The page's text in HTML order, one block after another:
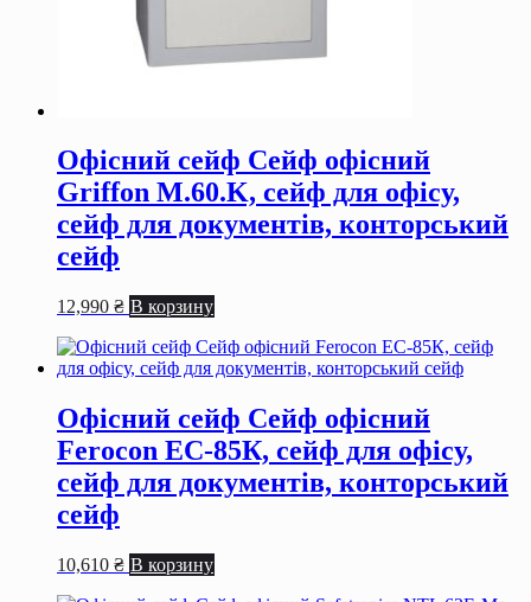
Офісний сейф Сейф офiсний
Griffon M.60.K, сейф для офiсу,
сейф для документiв, конторський
сейф
12,990 ₴ В корзину
Офісний сейф Сейф офiсний
Ferocon ЕС-85К, сейф для офiсу,
сейф для документiв, конторський
сейф
10,610 ₴ В корзину